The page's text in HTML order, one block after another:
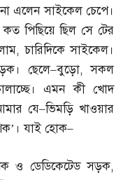
এলেন সাইকেল চেপে।
কত পিছিয়ে ছিল সে টের
,চারিদিকে সাইকেল।
ছেলে–বুড়ো,সকল
এমন কী খোদ
যে–ভিমড়ি খাওয়ার
যাই হোক–
ও ডেডিকেটেড সড়ক,